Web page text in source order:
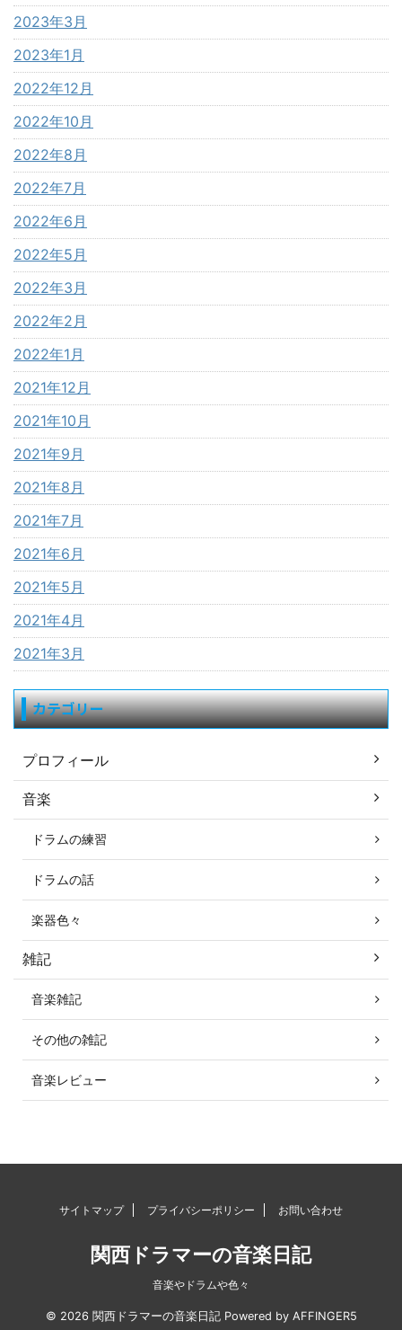
2023年3月
2023年1月
2022年12月
2022年10月
2022年8月
2022年7月
2022年6月
2022年5月
2022年3月
2022年2月
2022年1月
2021年12月
2021年10月
2021年9月
2021年8月
2021年7月
2021年6月
2021年5月
2021年4月
2021年3月
カテゴリー
プロフィール
音楽
ドラムの練習
ドラムの話
楽器色々
雑記
音楽雑記
その他の雑記
音楽レビュー
サイトマップ プライバシーポリシー お問い合わせ
関西ドラマーの音楽日記
音楽やドラムや色々
© 2026 関西ドラマーの音楽日記 Powered by AFFINGER5